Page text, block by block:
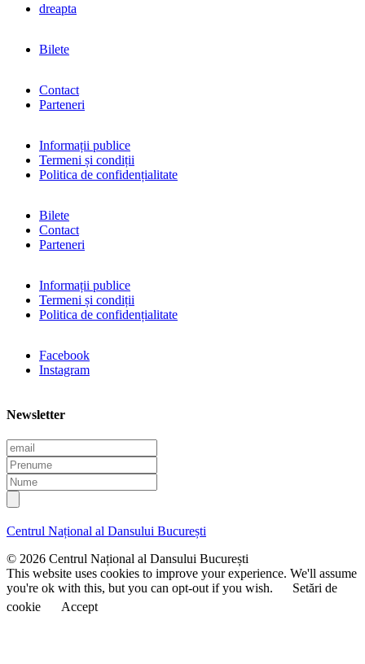
dreapta
Bilete
Contact
Parteneri
Informații publice
Termeni și condiții
Politica de confidențialitate
Bilete
Contact
Parteneri
Informații publice
Termeni și condiții
Politica de confidențialitate
Facebook
Instagram
Newsletter
E
m
a
i
l
P
r
e
n
m
N
u
m
e
Centrul Național al Dansului București
© 2026 Centrul Național al Dansului București
This website uses cookies to improve your experience. We'll assume
you're ok with this, but you can opt-out if you wish.
Setări de
cookie
Accept